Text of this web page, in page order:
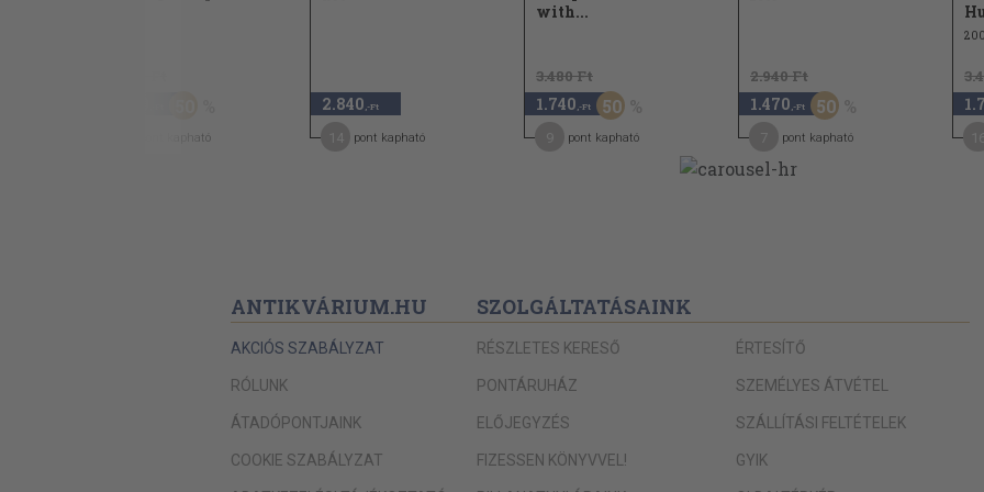
pont kapható
2.840 ,-Ft
pont kapható
with...
3.480 Ft
1.740 ,-Ft 50
pont kapható
2.940 Ft
1.470 ,-Ft 50
pont kapható
ANTIKVÁRIUM.HU
AKCIÓS SZABÁLYZAT
RÓLUNK
ÁTADÓPONTJAINK
COOKIE SZABÁLYZAT
SZOLGÁLTATÁSAINK
RÉSZLETES KERESŐ
PONTÁRUHÁZ
ELŐJEGYZÉS
FIZESSEN KÖNYVVEL!
ÉRTESÍTŐ
SZEMÉLYES ÁTVÉTEL
SZÁLLÍTÁSI FELTÉTELEK
GYIK